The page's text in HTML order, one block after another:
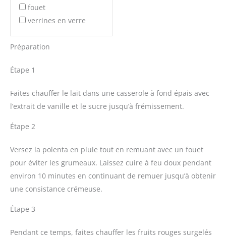
fouet
verrines en verre
Préparation
Étape 1
Faites chauffer le lait dans une casserole à fond épais avec
l’extrait de vanille et le sucre jusqu’à frémissement.
Étape 2
Versez la polenta en pluie tout en remuant avec un fouet
pour éviter les grumeaux. Laissez cuire à feu doux pendant
environ 10 minutes en continuant de remuer jusqu’à obtenir
une consistance crémeuse.
Étape 3
Pendant ce temps, faites chauffer les fruits rouges surgelés